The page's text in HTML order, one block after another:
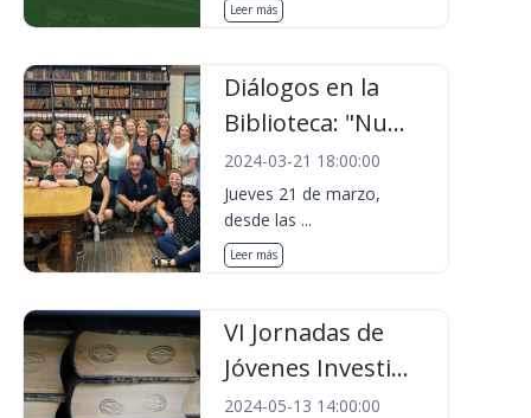
Leer más
Diálogos en la
Biblioteca: "Nu...
2024-03-21 18:00:00
Jueves 21 de marzo,
desde las ...
Leer más
VI Jornadas de
Jóvenes Investi...
2024-05-13 14:00:00